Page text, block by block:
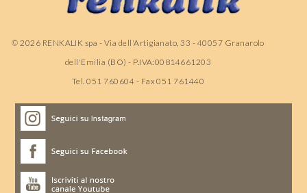
© 2026 RENKALIK spa - Via dell'Artigianato, 33 - 40057 Granarolo
dell'Emilia (BO) - P.IVA:00814661203
Tel. 051 760604 - Fax 051 761440